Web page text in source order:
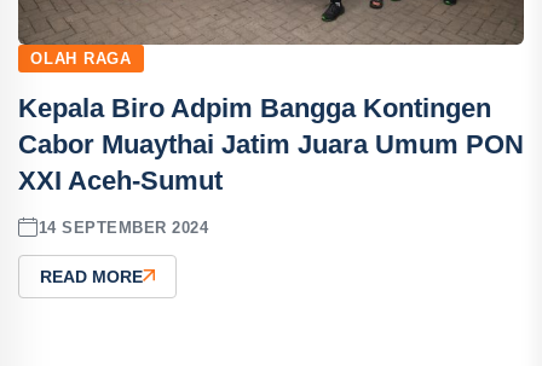
OLAH RAGA
Kepala Biro Adpim Bangga Kontingen
Cabor Muaythai Jatim Juara Umum PON
XXI Aceh-Sumut
14 SEPTEMBER 2024
READ MORE